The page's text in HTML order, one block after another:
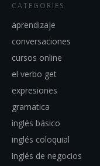
CATEGORIES
aprendizaje
conversaciones
cursos online
el verbo get
expresiones
gramatica
inglés básico
inglés coloquial
inglés de negocios